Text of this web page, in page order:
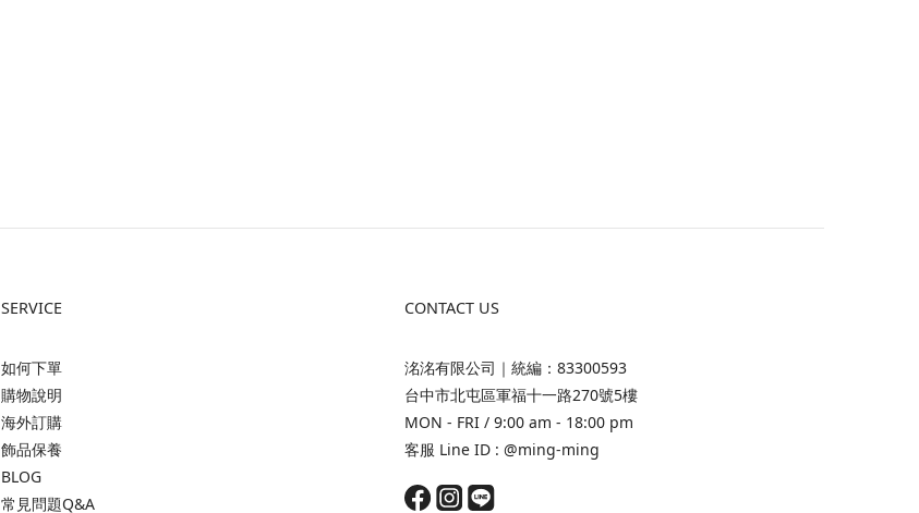
SERVICE
如何下單
購物說明
海外訂購
飾品保養
BLOG
常見問題Q&A
CONTACT US
洺洺有限公司｜統編：83300593
台中市北屯區軍福十一路270號5樓
MON - FRI / 9:00 am - 18:00 pm
客服 Line ID : @ming-ming